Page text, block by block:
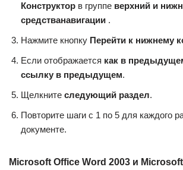
Конструктор в группе верхний и
средстванавигации .
Нажмите кнопку Перейти к нижнему
Если отображается как в
ссылку в предыдущем.
Щелкните следующий раздел.
Повторите шаги с 1 по 5 для каждого
документе.
Microsoft Office Word 2003 и